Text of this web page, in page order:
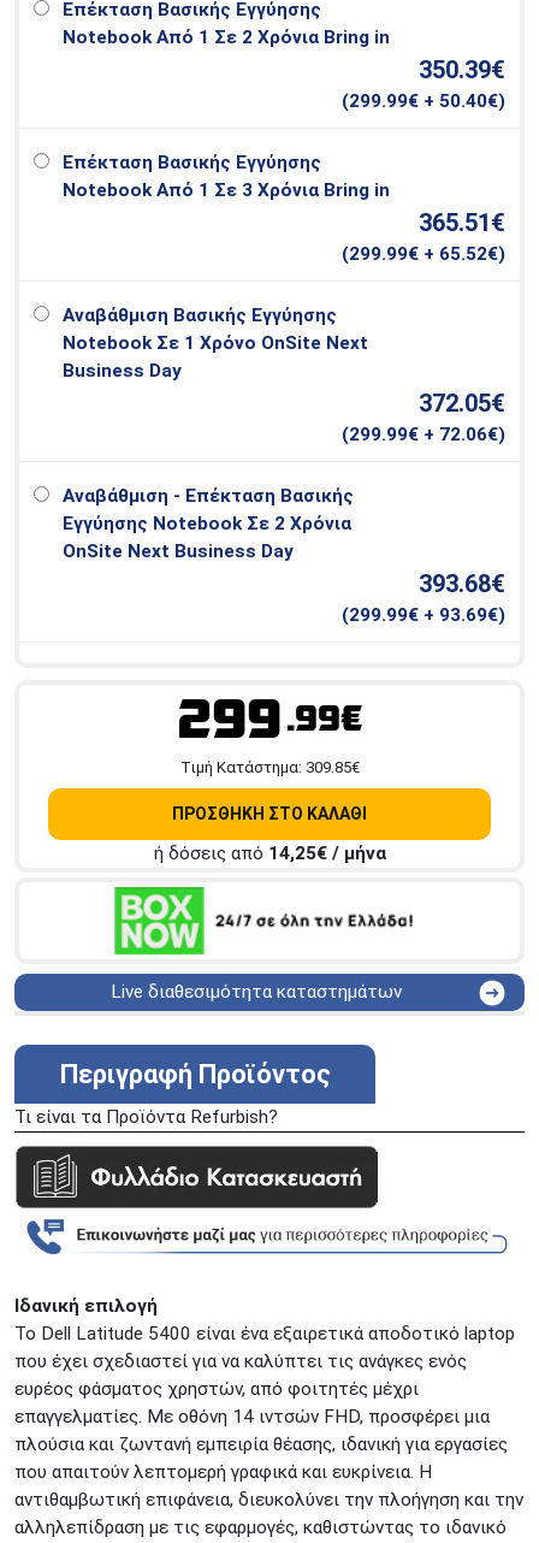
Επέκταση Βασικής Εγγύησης
Notebook Από 1 Σε 2 Χρόνια Bring in
350.39€
(299.99€ + 50.40€)
Επέκταση Βασικής Εγγύησης
Notebook Από 1 Σε 3 Χρόνια Bring in
365.51€
(299.99€ + 65.52€)
Αναβάθμιση Βασικής Εγγύησης
Notebook Σε 1 Χρόνο OnSite Next
Business Day
372.05€
(299.99€ + 72.06€)
Αναβάθμιση - Επέκταση Βασικής
Εγγύησης Notebook Σε 2 Χρόνια
OnSite Next Business Day
393.68€
(299.99€ + 93.69€)
299.99€
Tιμή Κατάστημα: 309.85€
ΠΡΟΣΘΗΚΗ ΣΤΟ ΚΑΛΑΘΙ
ή δόσεις από 14,25€ / μήνα
Live διαθεσιμότητα καταστημάτων
ΑΘΗΝΑ
Στουρνάρη 27
ΠΕΡΙΣΤΕΡΙ
Εθν. Μακαρίου 19
ΠΕΙΡΑΙΑΣ
Κονδύλη
ΜΕΤΑΜΟΡΦΩΣΗ
Τατοϊόυ 117
ΓΛΥΦΑΔΑ
A. Παπανδρέου 4
ΚΟΛΩΝΟΣ
Πτολεμαίου Κλαύδιου 8
ΘΕΣΣΑΛΟΝΙΚΗ
Πολυτεχνείου
Προσοχή!Η Διαθεσιμότητα μεταβάλλεται συνεχώς
Διαβάστε εδώ
Περιγραφή Προϊόντος
Τι είναι τα Προϊόντα Refurbish?
Ιδανική επιλογή
Το Dell Latitude 5400 είναι ένα εξαιρετικά αποδοτικό laptop
που έχει σχεδιαστεί για να καλύπτει τις ανάγκες ενός
ευρέος φάσματος χρηστών, από φοιτητές μέχρι
επαγγελματίες. Με οθόνη 14 ιντσών FHD, προσφέρει μια
πλούσια και ζωντανή εμπειρία θέασης, ιδανική για εργασίες
που απαιτούν λεπτομερή γραφικά και ευκρίνεια. Η
αντιθαμβωτική επιφάνεια, διευκολύνει την πλοήγηση και την
αλληλεπίδραση με τις εφαρμογές, καθιστώντας το ιδανικό